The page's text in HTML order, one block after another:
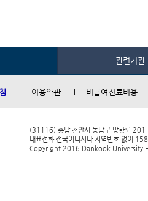
관련기관
이용약관 비급여진료비용
(31116) 충남 천안시 동남구 망향로 201
대표전화 전국어디서나 지역번호 없이
Copyright 2016 Dankook University